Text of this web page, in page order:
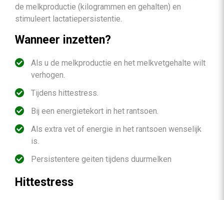
de melkproductie (kilogrammen en gehalten) en
stimuleert lactatiepersistentie.
Wanneer inzetten?
Als u de melkproductie en het melkvetgehalte wilt
verhogen.
Tijdens hittestress.
Bij een energietekort in het rantsoen.
Als extra vet of energie in het rantsoen wenselijk
is.
Persistentere geiten tijdens duurmelken
Hittestress